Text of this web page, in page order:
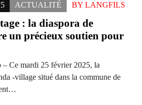
ACTUALITÉ BY LANGFILS
: la diaspora de
un précieux soutien pour
Ce mardi 25 février 2025, la
-village situé dans la commune de